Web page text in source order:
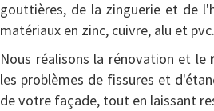
gouttières, de la zinguerie et de
matériaux en zinc, cuivre, alu et pvc.
Nous réalisons la rénovation et le
les problèmes de fissures et
de votre façade, tout en laissant